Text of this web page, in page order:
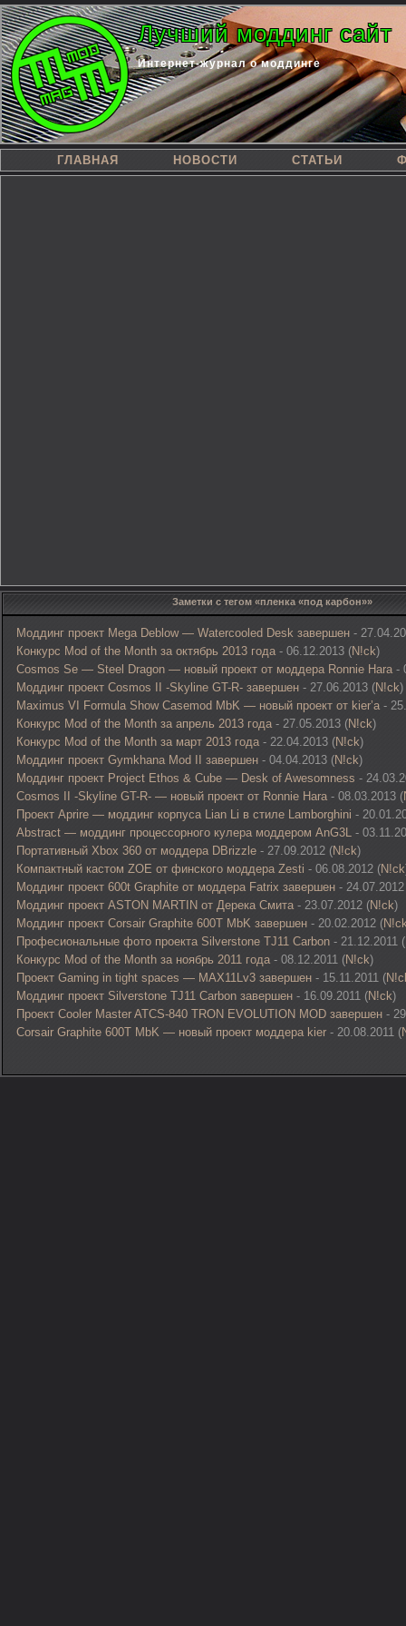
Лучший моддинг сайт
Интернет-журнал о моддинге
ГЛАВНАЯ НОВОСТИ СТАТЬИ
Заметки с тегом «пленка «под карбон»»
Моддинг проект Mega Deblow — Watercooled Desk завершен -
Конкурс Mod of the Month за октябрь 2013 года - 06.12.2013 (N!ck)
Cosmos Se — Steel Dragon — новый проект от моддера Ronnie Hara-
Моддинг проект Cosmos II -Skyline GT-R- завершен - 27.06.2013 (N!ck)
Maximus VI Formula Show Casemod MbK — новый проект от kier’а -
Конкурс Mod of the Month за апрель 2013 года - 27.05.2013 (N!ck)
Конкурс Mod of the Month за март 2013 года - 22.04.2013 (N!ck)
Моддинг проект Gymkhana Mod II завершен - 04.04.2013 (N!ck)
Моддинг проект Project Ethos & Cube — Desk of Awesomness -
Cosmos II -Skyline GT-R- — новый проект от Ronnie Hara - 08.03.2013 (
Проект Aprire — моддинг корпуса Lian Li в стиле Lamborghini -
Abstract — моддинг процессорного кулера моддером AnG3L -
Портативный Xbox 360 от моддера DBrizzle - 27.09.2012 (N!ck)
Компактный кастом ZOE от финского моддера Zesti - 06.08.2012 (N!ck
Моддинг проект 600t Graphite от моддера Fatrix завершен -
Моддинг проект ASTON MARTIN от Дерека Смита - 23.07.2012 (N!ck)
Моддинг проект Corsair Graphite 600T MbK завершен - 20.02.2012 (
Професиональные фото проекта Silverstone TJ11 Carbon - 21.12.2011 (
Конкурс Mod of the Month за ноябрь 2011 года- 08.12.2011 (N!ck)
Проект Gaming in tight spaces — MAX11Lv3 завершен - 15.11.2011 (
Моддинг проект Silverstone TJ11 Carbon завершен - 16.09.2011 (N!ck)
Проект Cooler Master ATCS-840 TRON EVOLUTION MOD завершен -
Corsair Graphite 600T MbK — новый проект моддера kier - 20.08.2011 (